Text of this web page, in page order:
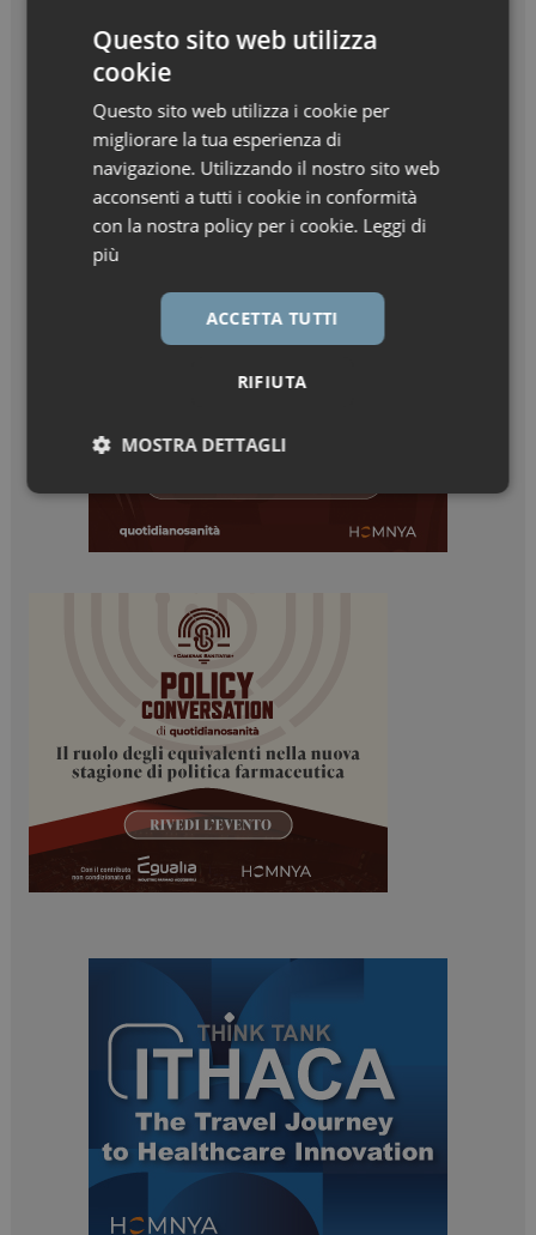
Questo sito web utilizza
cookie
Questo sito web utilizza i cookie per
migliorare la tua esperienza di
navigazione. Utilizzando il nostro sito web
acconsenti a tutti i cookie in conformità
con la nostra policy per i cookie. Leggi di
più
ACCETTA TUTTI
RIFIUTA
MOSTRA DETTAGLI
Necessari Marketing
Necessari
I cookie necessari contribuiscono a rendere fruibile il
sito web abilitandone funzionalità di base quali la
navigazione sulle pagine e l'accesso alle aree
protette del sito. Il sito web non è in grado di
funzionare correttamente senza questi cookie.
NOME
FORNITORE / DOMINIO
.dailyhealthindustry.it